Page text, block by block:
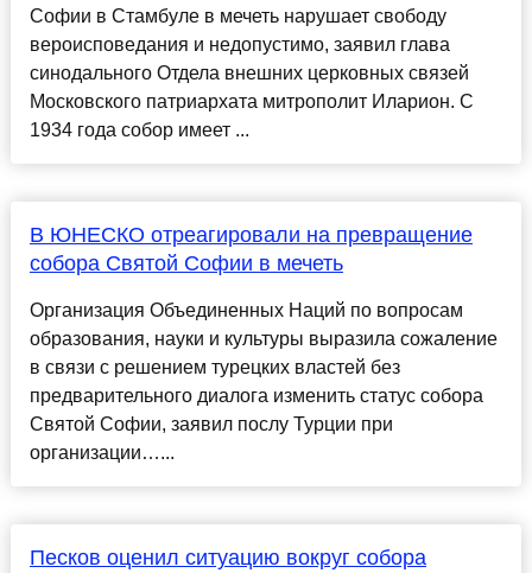
Софии в Стамбуле в мечеть нарушает свободу
вероисповедания и недопустимо, заявил глава
синодального Отдела внешних церковных связей
Московского патриархата митрополит Иларион. С
1934 года собор имеет ...
В ЮНЕСКО отреагировали на превращение
собора Святой Софии в мечеть
Организация Объединенных Наций по вопросам
образования, науки и культуры выразила сожаление
в связи с решением турецких властей без
предварительного диалога изменить статус собора
Святой Софии, заявил послу Турции при
организации…...
Песков оценил ситуацию вокруг собора